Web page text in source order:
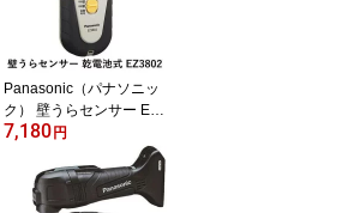
Panasonic（パナソニッ
ク） 壁うらセンサー EZ3
802 希望小売価格：9,60
7,180円